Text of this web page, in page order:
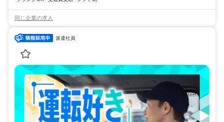
同じ企業の求人
派遣社員